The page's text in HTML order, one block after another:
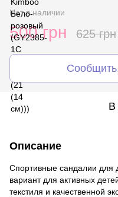
Нет в наличии
500 грн 625 грн
В
Описание
Спортивные сандалии для
вариант для активных
текстиля и качественной